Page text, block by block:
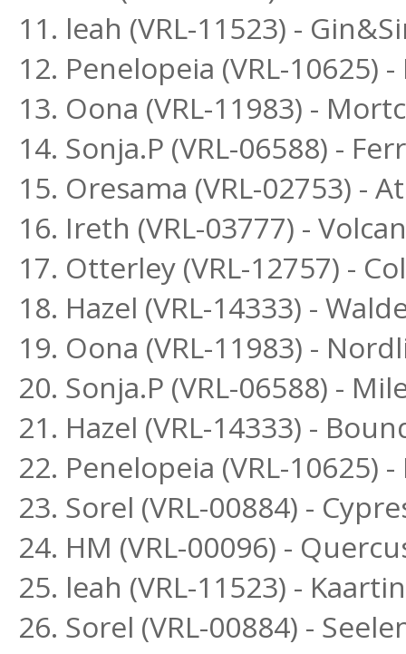
11. leah (VRL-11523) -
12. Penelopeia (VRL-10625)
13. Oona (VRL-11983) -
14. Sonja.P (VRL-06588) -
15. Oresama (VRL-02753) -
16. Ireth (VRL-03777) -
17. Otterley (VRL-12757) -
18. Hazel (VRL-14333) -
19. Oona (VRL-11983) -
20. Sonja.P (VRL-06588) -
21. Hazel (VRL-14333) -
22. Penelopeia (VRL-10625)
23. Sorel (VRL-00884) -
24. HM (VRL-00096) -
25. leah (VRL-11523) -
26. Sorel (VRL-00884) -